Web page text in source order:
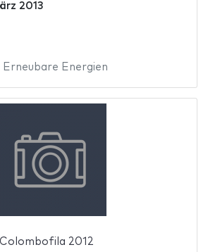
2013
Erneubare Energien
2012